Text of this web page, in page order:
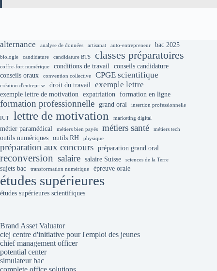
alternance analyse de données artisanat auto-entrepreneur bac 2025
biologie candidature candidature BTS classes préparatoires
coffre-fort numérique conditions de travail conseils candidature
conseils oraux
convention collective CPGE scientifique
création d'entreprise droit du travail exemple lettre
exemple lettre de motivation expatriation formation en ligne
formation professionnelle grand oral insertion professionnelle
IUT lettre de motivation marketing digital
métier paramédical métiers bien payés métiers santé métiers tech
outils numériques outils RH physique
préparation aux concours préparation grand oral
reconversion salaire salaire Suisse sciences de la Terre
sujets bac transformation numérique épreuve orale
études supérieures
études supérieures scientifiques
Brand Asset Valuator
ciej centre d'initiative pour l'emploi des jeunes
chief management officer
potential center
simulateur bac
complete office solutions